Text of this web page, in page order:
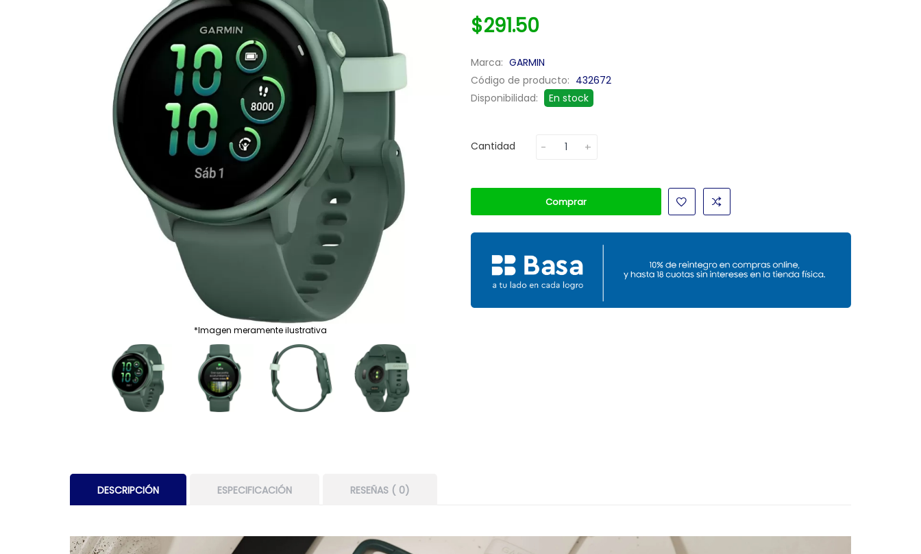
*Imagen meramente ilustrativa
$291.50
Marca: GARMIN
Código de producto: 432672
Disponibilidad:
En stock
Cantidad
Comprar
DESCRIPCIÓN ESPECIFICACIÓN RESEÑAS ( 0)